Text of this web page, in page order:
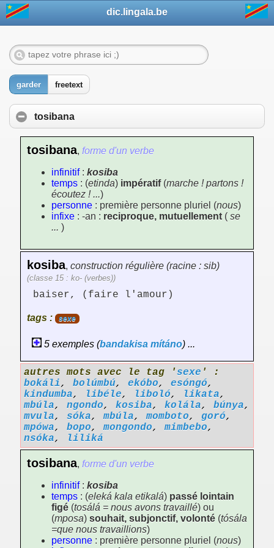
dic.lingala.be
garder freetext
tosibana
tosibana, forme d'un verbe
infinitif: kosiba
temps : (etinda) impératif(marche ! partons !
écoutez ! ...)
personne : première personne pluriel (nous)
infixe : -an : reciproque, mutuellement ( se
... )
kosiba, construction régulière (racine : sib)
(classe 15 : ko- (verbes))
baiser, (faire l'amour)
tags : sexe
5 exemples (bandakisa mítáno) ...
autres mots avec le tag 'sexe ' :
bokáli, bolúmbú, ekóbo, esóngó,
kindumba, libéle, liboló, likata,
mbúla, ngondo, kosiba, kolála, búnya,
mvula, sóka,mbúla,momboto, goró,
mpówa, bopo,mongondo,mimbebo,
nsóka, liliká
tosibana, forme d'un verbe
infinitif: kosiba
temps : (eleká kala etikalá) passé lointain
figé (tosálá = nous avons travaillé) ou
(mposa) souhait, subjonctif, volonté (tósála
=que nous travaillions)
personne : première personne pluriel (nous)